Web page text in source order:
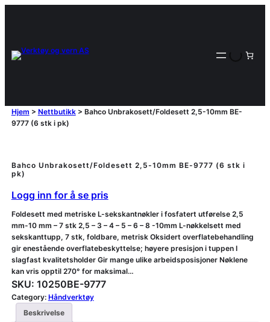
Hjem > Nettbutikk> Bahco Unbrakosett/Foldesett 2,5-10mm BE-
9777 (6 stk i pk)
Bahco Unbrakosett/Foldesett 2,5-10mm BE-9777 (6 stk i
pk)
Logg inn for å se pris
Foldesett med metriske L-sekskantnøkler i fosfatert utførelse 2,5
mm-10 mm – 7 stk 2,5 – 3 – 4 – 5 – 6 – 8 -10mm L-nøkkelsett med
sekskanttupp, 7 stk, foldbare, metrisk Oksidert overflatebehandling
gir enestående overflatebeskyttelse; høyere presisjon i tuppen I
slagfast kvalitetsholder Gir mange ulike arbeidsposisjoner Nøklene
kan vris opptil 270° for maksimal…
SKU: 10250BE-9777
Category: Håndverktøy
Beskrivelse